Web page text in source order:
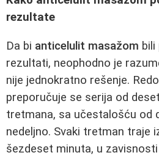
rezultate
Da bi anticelulit masažom bili
rezultati, neophodno je
nije jednokratno rešenje.
preporučuje se serija od
tretmana, sa učestalošću od
nedeljno. Svaki tretman traje
šezdeset minuta, u